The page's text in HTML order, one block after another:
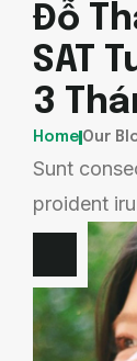
Đỗ
SAT
3
Home Our
Sunt
proident